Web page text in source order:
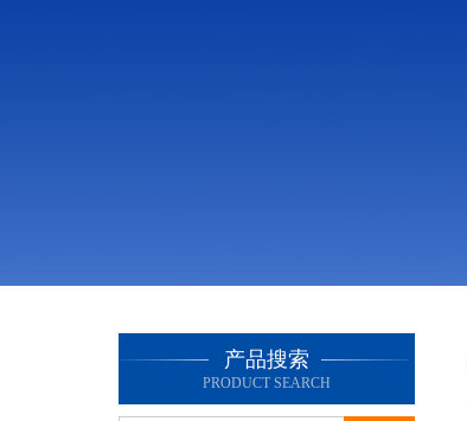
产品搜索
PRODUCT SEARCH